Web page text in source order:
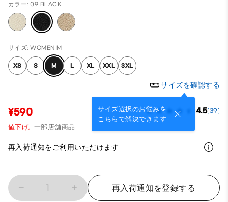
カラー: 09 BLACK
サイズ: WOMEN M
XS S M L XL XXL 3XL
サイズを確認する
サイズ選択のお悩みを
こちらで解決できます
¥590 4.5(39)
値下げ, 一部店舗商品
再入荷通知をご利用いただけます
1 再入荷通知を登録する